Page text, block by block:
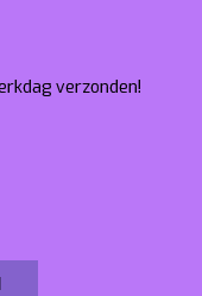
verzonden!